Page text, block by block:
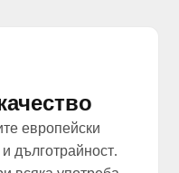
европейски
дълготрайност.